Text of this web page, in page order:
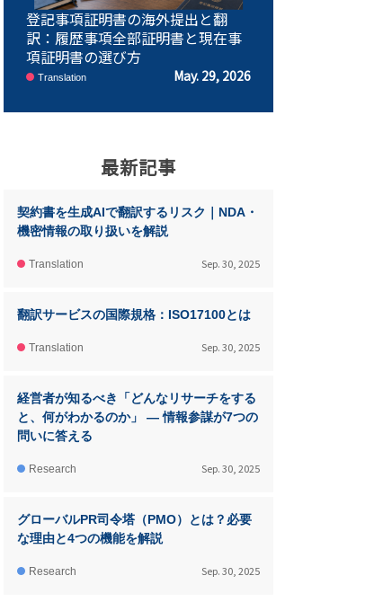
登記事項証明書の海外提出と翻
訳：履歴事項全部証明書と現在事
項証明書の選び方
Translation May. 29, 2026
最新記事
契約書を生成AIで翻訳するリスク｜NDA・
機密情報の取り扱いを解説
Translation Sep. 30, 2025
翻訳サービスの国際規格：ISO17100とは
Translation Sep. 30, 2025
経営者が知るべき「どんなリサーチをする
と、何がわかるのか」 ― 情報参謀が7つの
問いに答える
Research Sep. 30, 2025
グローバルPR司令塔（PMO）とは？必要
な理由と4つの機能を解説
Research Sep. 30, 2025